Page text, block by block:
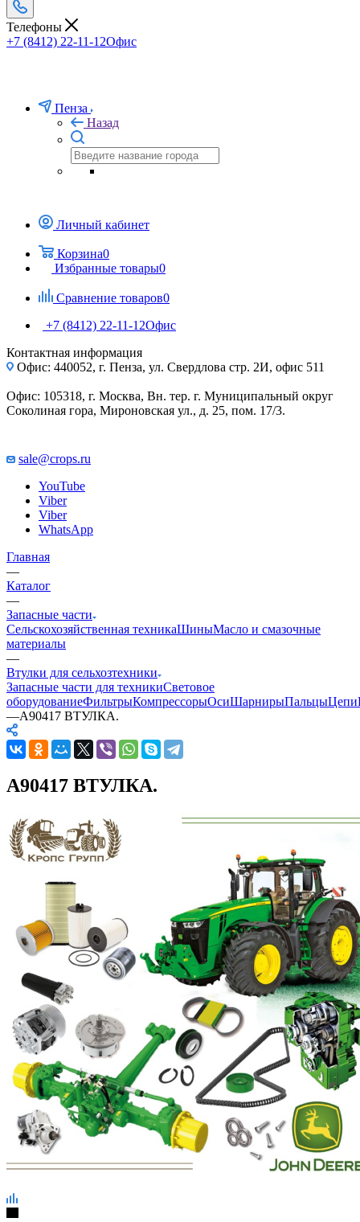
Телефоны
+7 (8412) 22-11-12Офис
Пенза
Назад
Личный кабинет
Корзина0
Избранные товары0
Сравнение товаров0
+7 (8412) 22-11-12Офис
Контактная информация
Офис: 440052, г. Пенза, ул. Свердлова стр. 2И, офис 511
Офис: 105318, г. Москва, Вн. тер. г. Муниципальный округ
Соколиная гора, Мироновская ул., д. 25, пом. 17/3.
sale@crops.ru
YouTube
Viber
Viber
WhatsApp
Главная
—
Каталог
—
Запасные части
Сельскохозяйственная техникаШиныМасло и смазочные
материалы
—
Втулки для сельхозтехники
Запасные части для техникиСветовое
оборудованиеФильтрыКомпрессорыОсиШарнирыПальцыЦепи
—A90417 ВТУЛКА.
A90417 ВТУЛКА.